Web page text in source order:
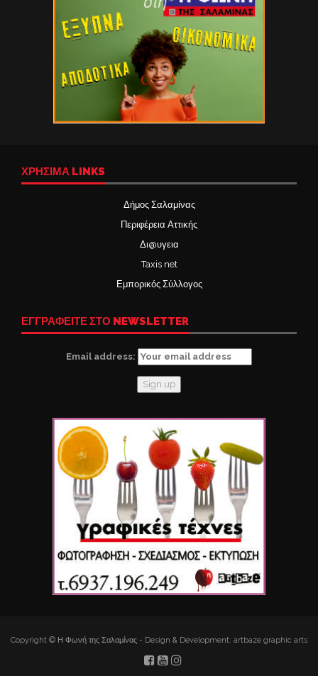
ΧΡΉΣΙΜΑ LINKS
Δήμος Σαλαμίνας
Περιφέρεια Αττικής
Δι@υγεια
Taxis net
Εμπορικός Σύλλογος
ΕΓΓΡΑΦΕΙΤΕ ΣΤΟ NEWSLETTER
Email address:
Copyright © Η Φωνή της Σαλαμίνας - Design & Development: artbaze graphic arts